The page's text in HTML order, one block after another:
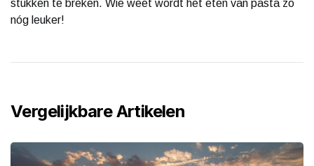
stukken te breken. Wie weet wordt het eten van pasta zo
nóg leuker!
Vergelijkbare Artikelen